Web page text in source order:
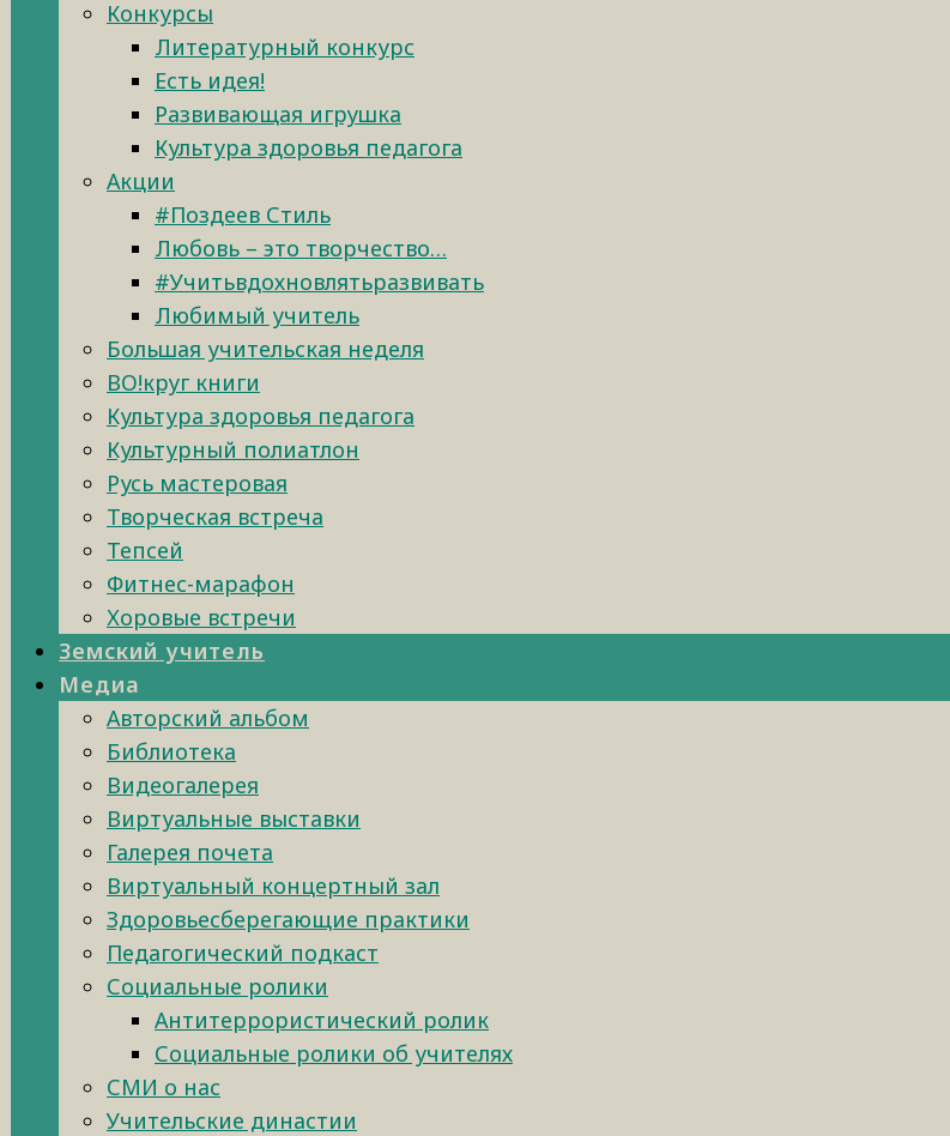
Конкурсы
Литературный конкурс
Есть идея!
Развивающая игрушка
Культура здоровья педагога
Акции
#Поздеев Стиль
Любовь – это творчество…
#Учитьвдохновлятьразвивать
Любимый учитель
Большая учительская неделя
ВО!круг книги
Культура здоровья педагога
Культурный полиатлон
Русь мастеровая
Творческая встреча
Тепсей
Фитнес-марафон
Хоровые встречи
Земский учитель
Медиа
Авторский альбом
Библиотека
Видеогалерея
Виртуальные выставки
Галерея почета
Виртуальный концертный зал
Здоровьесберегающие практики
Педагогический подкаст
Социальные ролики
Антитеррористический ролик
Социальные ролики об учителях
СМИ о нас
Учительские династии